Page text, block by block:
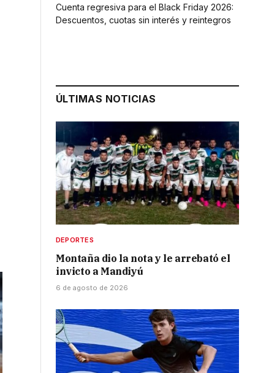
Cuenta regresiva para el Black Friday 2026:
Descuentos, cuotas sin interés y reintegros
ÚLTIMAS NOTICIAS
DEPORTES
Montaña dio la nota y le arrebató el
invicto a Mandiyú
6 de agosto de 2026